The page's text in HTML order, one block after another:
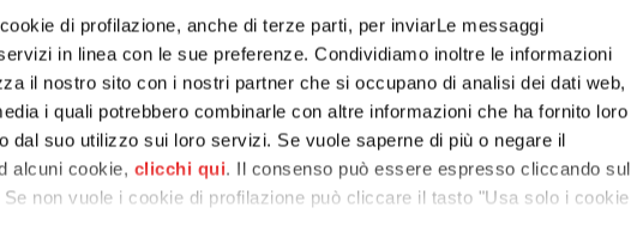
di profilazione, anche di terze parti, per inviarLe messaggi
in linea con le sue preferenze. Condividiamo inoltre le informazioni
il nostro sito con i nostri partner che si occupano di analisi dei dati web,
i quali potrebbero combinarle con altre informazioni che ha fornito loro
dal suo utilizzo sui loro servizi. Se vuole saperne di più o negare il
alcuni cookie, clicchi qui. Il consenso può essere espresso cliccando sul
Se non vuole i cookie di profilazione può cliccare il tasto "Usa solo i cookie
lavoriamo
di successo
Outsystems
Power Automate
IBM Process Mining